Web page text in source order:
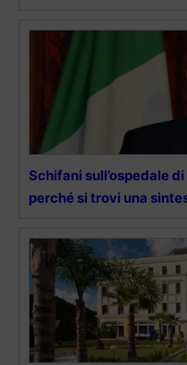
Schifani sull’ospedale
perché si trovi una